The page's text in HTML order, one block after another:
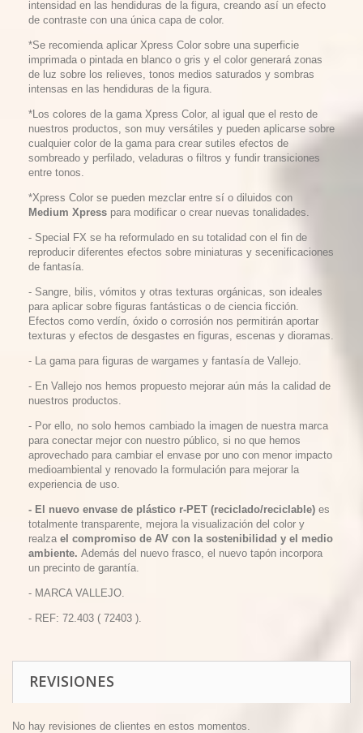
intensidad en las hendiduras de la figura, creando así un efecto
de contraste con una única capa de color.
*Se recomienda aplicar Xpress Color sobre una superficie
imprimada o pintada en blanco o gris y el color generará zonas
de luz sobre los relieves, tonos medios saturados y sombras
intensas en las hendiduras de la figura.
*Los colores de la gama Xpress Color, al igual que el resto de
nuestros productos, son muy versátiles y pueden aplicarse sobre
cualquier color de la gama para crear sutiles efectos de
sombreado y perfilado, veladuras o filtros y fundir transiciones
entre tonos.
*Xpress Color se pueden mezclar entre sí o diluidos con
Medium Xpress para modificar o crear nuevas tonalidades.
- Special FX se ha reformulado en su totalidad con el fin de
reproducir diferentes efectos sobre miniaturas y secenificaciones
de fantasía.
- Sangre, bilis, vómitos y otras texturas orgánicas, son ideales
para aplicar sobre figuras fantásticas o de ciencia ficción.
Efectos como verdín, óxido o corrosión nos permitirán aportar
texturas y efectos de desgastes en figuras, escenas y dioramas.
- La gama para figuras de wargames y fantasía de Vallejo.
- En Vallejo nos hemos propuesto mejorar aún más la calidad de
nuestros productos.
- Por ello, no solo hemos cambiado la imagen de nuestra marca
para conectar mejor con nuestro público, si no que hemos
aprovechado para cambiar el envase por uno con menor impacto
medioambiental y renovado la formulación para mejorar la
experiencia de uso.
- El nuevo envase de plástico r-PET (reciclado/reciclable) es
totalmente transparente, mejora la visualización del color y
realza el compromiso de AV con la sostenibilidad y el medio
ambiente. Además del nuevo frasco, el nuevo tapón incorpora
un precinto de garantía.
- MARCA VALLEJO.
- REF: 72.403 ( 72403 ).
REVISIONES
No hay revisiones de clientes en estos momentos.